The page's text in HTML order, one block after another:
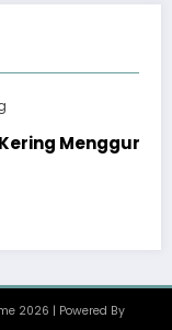
2026 | Powered By